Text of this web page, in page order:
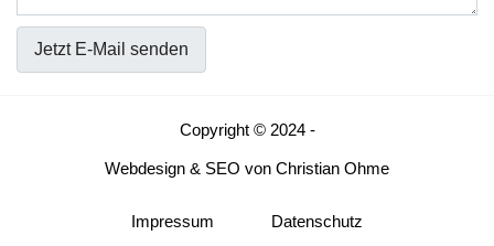
Jetzt E-Mail senden
Copyright © 2024 -
Webdesign & SEO von Christian Ohme
Impressum Datenschutz